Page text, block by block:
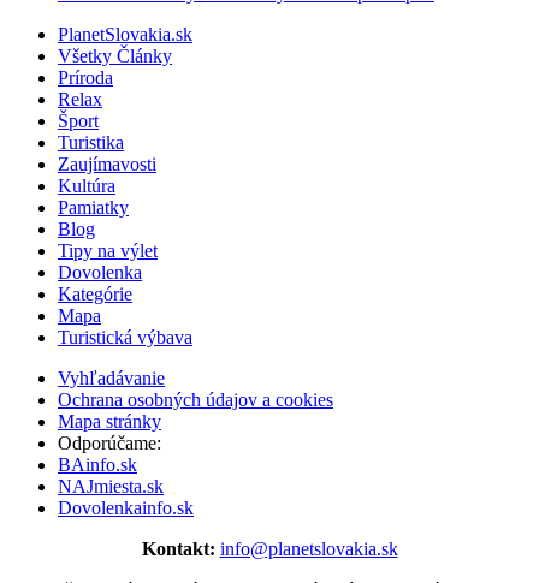
PlanetSlovakia.sk
Všetky Články
Príroda
Relax
Šport
Turistika
Zaujímavosti
Kultúra
Pamiatky
Blog
Tipy na výlet
Dovolenka
Kategórie
Mapa
Turistická výbava
Vyhľadávanie
Ochrana osobných údajov a cookies
Mapa stránky
Odporúčame:
BAinfo.sk
NAJmiesta.sk
Dovolenkainfo.sk
Kontakt: info@planetslovakia.sk